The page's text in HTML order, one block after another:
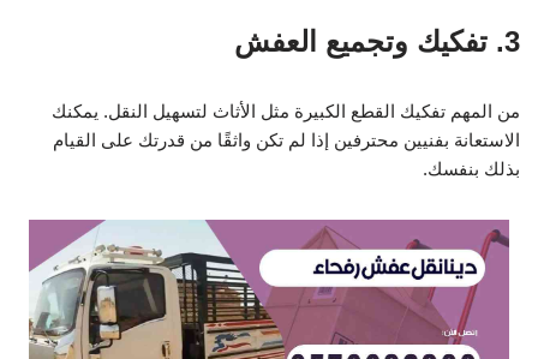
3. تفكيك وتجميع العفش
من المهم تفكيك القطع الكبيرة مثل الأثاث لتسهيل النقل. يمكنك
الاستعانة بفنيين محترفين إذا لم تكن واثقًا من قدرتك على القيام
بذلك بنفسك.